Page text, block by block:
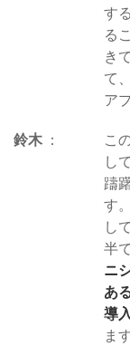
す
る
き
て
ア
鈴木
こ
し
躊
す
し
半
ニ
あ
導
ま